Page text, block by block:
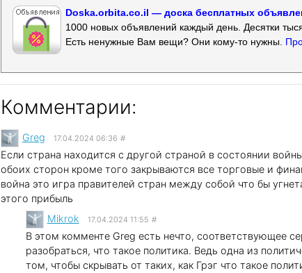
Doska.orbita.co.il — доска бесплатных
1000 новых объявлений каждый день. Десятки
Есть ненужные Вам вещи? Они кому-то нужны.
Комментарии:
Greg 17.04.2024 06:36 #
Если страна находится с другой страной в состоянии
обоих сторон кроме того закрываются все торговые и
война это игра правителей стран между собой что бы
этого прибыль
Mikrok 17.04.2024 11:55 #
В этом комменте Greg есть нечто, соответствующее
разобраться, что такое политика. Ведь одна из
том, чтобы скрывать от таких, как Грэг что такое